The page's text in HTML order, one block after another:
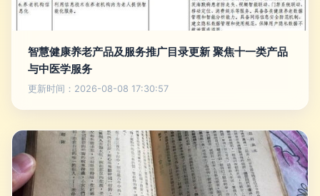
智慧健康养老产品及服务推广目录更新 聚焦十一类产品
与中医学服务
更新时间：2026-08-08 17:30:57